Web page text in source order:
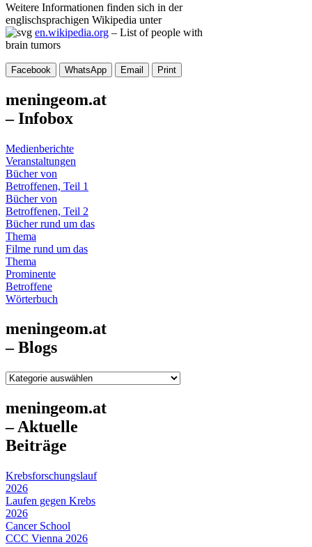
Weitere Informationen finden sich in der
englischsprachigen Wikipedia unter
en.wikipedia.org – List of people with
brain tumors
Facebook WhatsApp Email Print
meningeom.at
– Infobox
Medienberichte
Veranstaltungen
Bücher von
Betroffenen, Teil 1
Bücher von
Betroffenen, Teil 2
Bücher rund um das
Thema
Filme rund um das
Thema
Prominente
Betroffene
Wörterbuch
meningeom.at
– Blogs
meningeom.at
meningeom.at
– Aktuelle
Beiträge
Krebsforschungslauf
2026
Laufen gegen Krebs
2026
Cancer School
CCC Vienna 2026